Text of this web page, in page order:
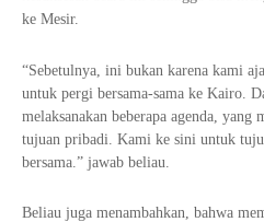
ke Mesir.
“Sebetulnya, ini bukan karena kami
untuk pergi bersama-sama ke Kairo.
melaksanakan beberapa agenda, yang
tujuan pribadi. Kami ke sini untuk
bersama.” jawab beliau.
Beliau juga menambahkan, bahwa